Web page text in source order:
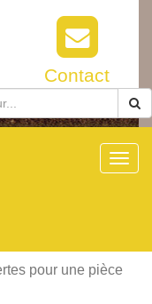
Contact
pour une pièce